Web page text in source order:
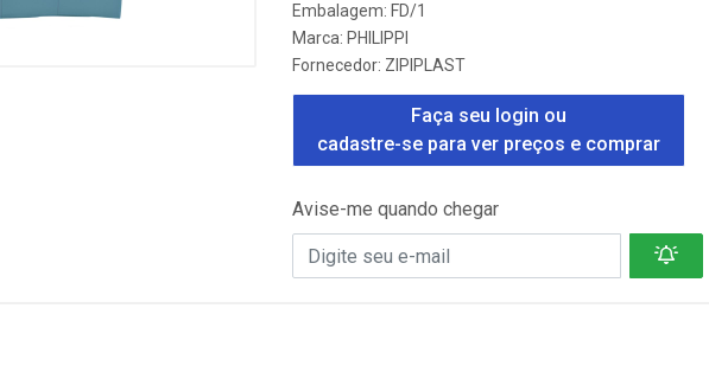
Embalagem: FD/1
Marca: PHILIPPI
Fornecedor: ZIPIPLAST
Faça seu login ou
cadastre-se para ver preços e comprar
Avise-me quando chegar